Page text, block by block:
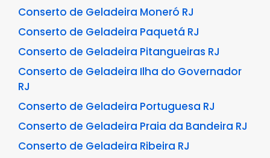
Conserto de Geladeira Moneró RJ
Conserto de Geladeira Paquetá RJ
Conserto de Geladeira Pitangueiras RJ
Conserto de Geladeira Ilha do Governador
RJ
Conserto de Geladeira Portuguesa RJ
Conserto de Geladeira Praia da Bandeira RJ
Conserto de Geladeira Ribeira RJ